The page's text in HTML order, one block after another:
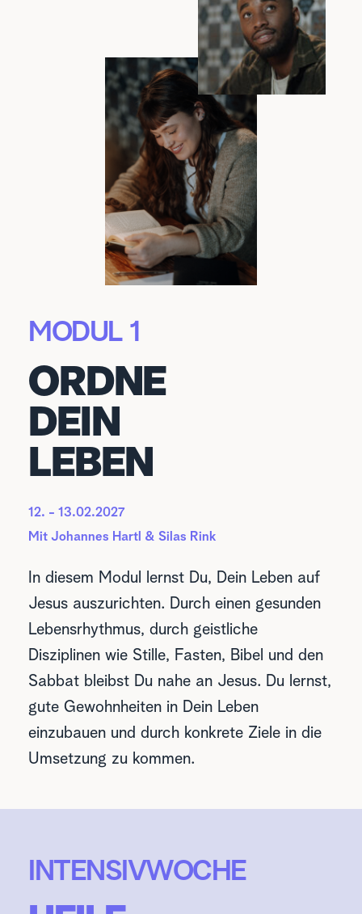
MODUL 1
ORDNE
DEIN
LEBEN
12. - 13.02.2027
Mit Johannes Hartl & Silas Rink
In diesem Modul lernst Du, Dein Leben auf
Jesus auszurichten. Durch einen gesunden
Lebensrhythmus, durch geistliche
Disziplinen wie Stille, Fasten, Bibel und den
Sabbat bleibst Du nahe an Jesus. Du lernst,
gute Gewohnheiten in Dein Leben
einzubauen und durch konkrete Ziele in die
Umsetzung zu kommen.
INTENSIVWOCHE